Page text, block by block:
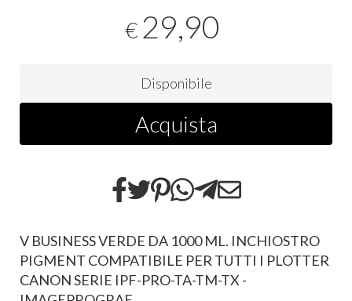
€ 29,90
Disponibile
Acquista
V BUSINESS VERDE DA 1000 ML. INCHIOSTRO
PIGMENT COMPATIBILE PER TUTTI I PLOTTER
CANON SERIE IPF-PRO-TA-TM-TX -